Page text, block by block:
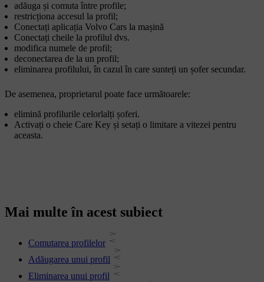
adăuga și comuta între profile;
restricționa accesul la profil;
Conectați aplicația Volvo Cars la mașină
Conectați cheile la profilul dvs.
modifica numele de profil;
deconectarea de la un profil;
eliminarea profilului, în cazul în care sunteți un șofer secundar.
De asemenea, proprietarul poate face următoarele:
elimină profilurile celorlalți șoferi.
Activați o cheie Care Key și setați o limitare a vitezei pentru
aceasta.
Mai multe în acest subiect
Comutarea profilelor
Adăugarea unui profil
Eliminarea unui profil